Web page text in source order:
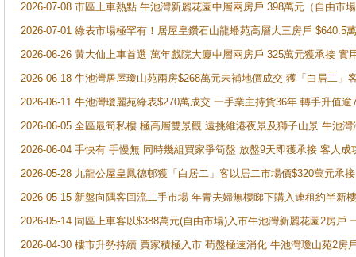
2026-07-08 市區上車熱點 牛池灣新麗花園中層兩房戶 398萬元（自由市
2026-07-01 綠表市場極罕有！居屋皇鑽石山龍蟠苑高層大三房戶
2026-06-26 黃大仙上車首選 萬年戲院大廈中層兩房戶 325萬元獲承接 實
2026-06-18 牛池灣居屋瓊山苑兩房$268萬元未補地價成交 獲「白居二」
2026-06-11 牛池灣瓊麗苑綠表$270萬成交 一手業主持貨36年 轉手升值逾
2026-06-05 全區最筍私樓 極高層雙景觀 遠挑維港夜景及獅子山景 牛池
2026-06-04 手快有 手慢無 同時幾組買家爭筍盤 放盤9天即獲承接 客人
2026-05-28 九龍公屋皇鳳德邨獲「白居二」客以居二市場價$320萬元承接
2026-05-15 新盤向隅客回流二手市場 年青夫婦無樓睇下購入連租約半新
2026-05-14 同區上車客以$388萬元(自由市場)入市牛池灣新麗花園2房戶
2026-04-30 樓市升勢持續 買家積極入市 荀盤極速消化 牛池灣瓊山苑2房